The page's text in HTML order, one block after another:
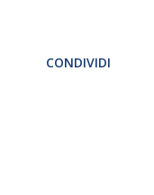
CONDIVIDI